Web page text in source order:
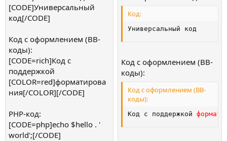
[CODE]Универсальный
код[/CODE]
Код с оформлением (BB-
коды):
[CODE=rich]Код с
поддержкой
[COLOR=red]форматирова
ния[/COLOR][/CODE]
PHP-код:
[CODE=php]echo $hello . '
world';[/CODE]
Код:
Универсальный код
Код с оформлением (BB-
коды):
Код с оформлением (BB-
коды):
Код с поддержкой